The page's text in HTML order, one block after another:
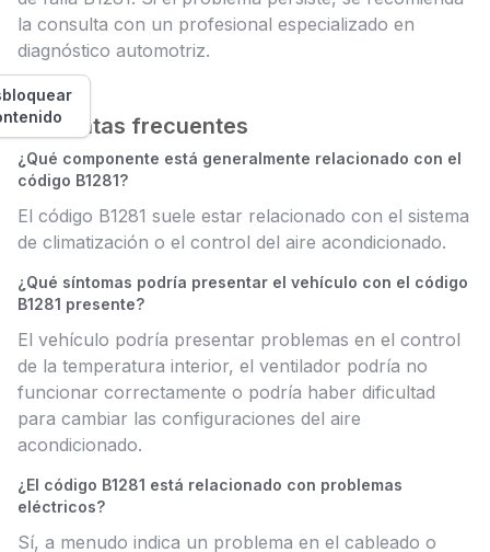
la consulta con un profesional especializado en
diagnóstico automotriz.
Preguntas frecuentes
¿Qué componente está generalmente relacionado con el
código B1281?
El código B1281 suele estar relacionado con el sistema
de climatización o el control del aire acondicionado.
¿Qué síntomas podría presentar el vehículo con el código
B1281 presente?
El vehículo podría presentar problemas en el control
de la temperatura interior, el ventilador podría no
funcionar correctamente o podría haber dificultad
para cambiar las configuraciones del aire
acondicionado.
¿El código B1281 está relacionado con problemas
eléctricos?
Sí, a menudo indica un problema en el cableado o